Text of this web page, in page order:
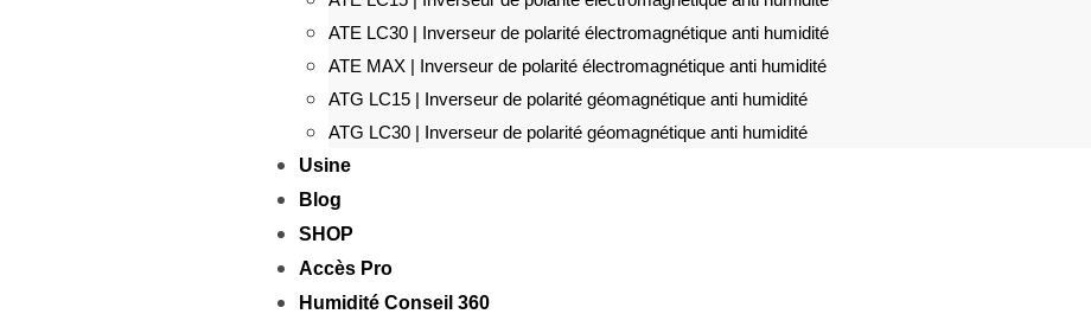
ATE LC30 | Inverseur de polarité électromagnétique anti humidité
ATE MAX | Inverseur de polarité électromagnétique anti humidité
ATG LC15 | Inverseur de polarité géomagnétique anti humidité
ATG LC30 | Inverseur de polarité géomagnétique anti humidité
Usine
Blog
SHOP
Accès Pro
Humidité Conseil 360